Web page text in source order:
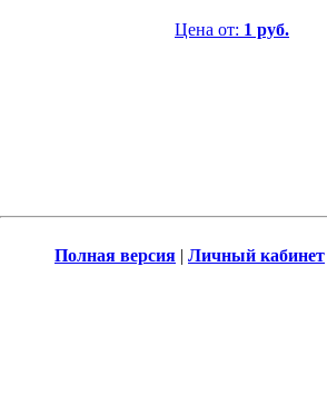
Цена от: 1 руб.
Полная версия | Личный кабинет